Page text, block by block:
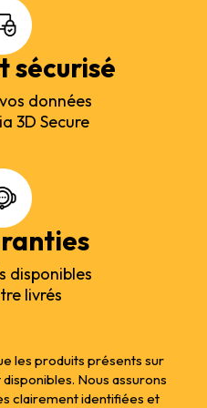
sécurisé
données
3D Secure
disponibles
livrés
les produits présents sur
Nous assurons
clairement identifiées et